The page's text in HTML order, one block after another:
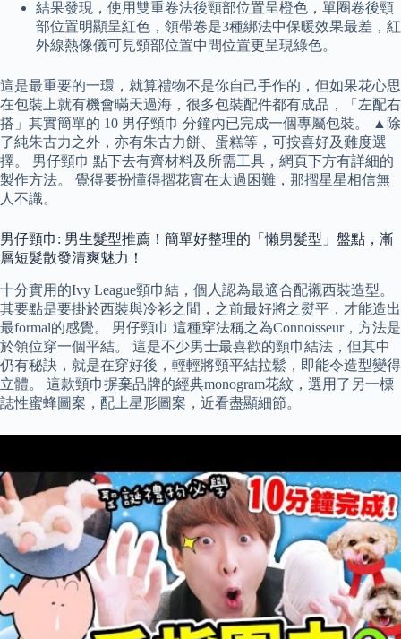
結果發現，使用雙重卷法後頸部位置呈橙色，單圈卷後頸
部位置明顯呈紅色，領帶卷是3種綁法中保暖效果最差，紅
外線熱像儀可見頸部位置中間位置更呈現綠色。
這是最重要的一環，就算禮物不是你自己手作的，但如果花心思
在包裝上就有機會暪天過海，很多包裝配件都有成品，「左配右
搭」其實簡單的 10 男仔頸巾 分鐘內已完成一個專屬包裝。 ▲除
了純朱古力之外，亦有朱古力餅、蛋糕等，可按喜好及難度選
擇。 男仔頸巾 點下去有齊材料及所需工具，網頁下方有詳細的
製作方法。 覺得要扮懂得摺花實在太過困難，那摺星星相信無
人不識。
男仔頸巾: 男生髮型推薦！簡單好整理的「懶男髮型」盤點，漸
層短髮散發清爽魅力！
十分實用的Ivy League頸巾結，個人認為最適合配襯西裝造型。
其要點是要掛於西裝與冷衫之間，之前最好將之熨平，才能造出
最formal的感覺。 男仔頸巾 這種穿法稱之為Connoisseur，方法是
於領位穿一個平結。 這是不少男士最喜歡的頸巾結法，但其中
仍有秘訣，就是在穿好後，輕輕將頸平結拉鬆，即能令造型變得
立體。 這款頸巾摒棄品牌的經典monogram花紋，選用了另一標
誌性蜜蜂圖案，配上星形圖案，近看盡顯細節。